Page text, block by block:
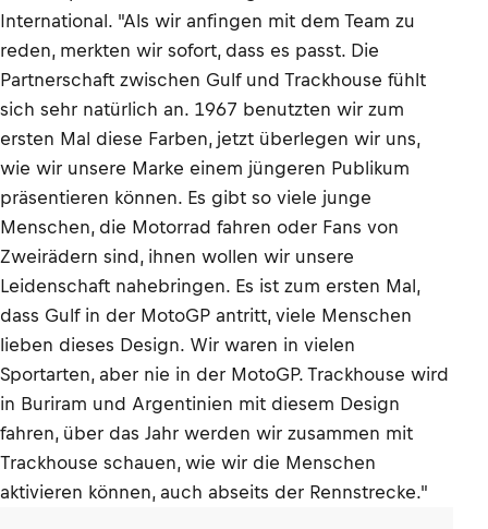
International. "Als wir anfingen mit dem Team zu
reden, merkten wir sofort, dass es passt. Die
Partnerschaft zwischen Gulf und Trackhouse fühlt
sich sehr natürlich an. 1967 benutzten wir zum
ersten Mal diese Farben, jetzt überlegen wir uns,
wie wir unsere Marke einem jüngeren Publikum
präsentieren können. Es gibt so viele junge
Menschen, die Motorrad fahren oder Fans von
Zweirädern sind, ihnen wollen wir unsere
Leidenschaft nahebringen. Es ist zum ersten Mal,
dass Gulf in der MotoGP antritt, viele Menschen
lieben dieses Design. Wir waren in vielen
Sportarten, aber nie in der MotoGP. Trackhouse wird
in Buriram und Argentinien mit diesem Design
fahren, über das Jahr werden wir zusammen mit
Trackhouse schauen, wie wir die Menschen
aktivieren können, auch abseits der Rennstrecke."